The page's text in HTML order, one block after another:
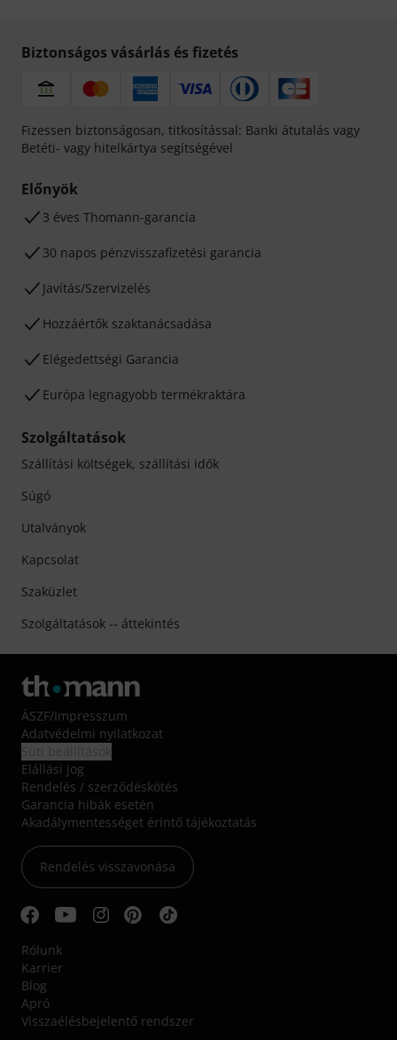
Biztonságos vásárlás és fizetés
Fizessen biztonságosan, titkosítással: Banki átutalás vagy
Betéti- vagy hitelkártya segítségével
Előnyök
3 éves Thomann-garancia
30 napos pénzvisszafizetési garancia
Javítás/Szervizelés
Hozzáértők szaktanácsadása
Elégedettségi Garancia
Európa legnagyobb termékraktára
Szolgáltatások
Szállítási költségek, szállítási idők
Súgó
Utalványok
Kapcsolat
Szaküzlet
Szolgáltatások -- áttekintés
ÁSZF/Impresszum
Adatvédelmi nyilatkozat
Elállási jog
Rendelés / szerződéskötés
Garancia hibák esetén
Akadálymentességet érintő tájékoztatás
Rendelés visszavonása
Rólunk
Karrier
Blog
Apró
Visszaélésbejelentő rendszer